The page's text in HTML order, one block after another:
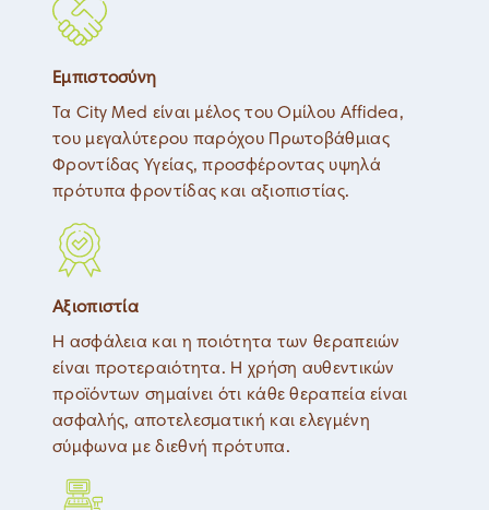
Εμπιστοσύνη
Τα City Med είναι μέλος του Ομίλου Affidea,
του μεγαλύτερου παρόχου Πρωτοβάθμιας
Φροντίδας Υγείας, προσφέροντας υψηλά
πρότυπα φροντίδας και αξιοπιστίας.
Αξιοπιστία
Η ασφάλεια και η ποιότητα των θεραπειών
είναι προτεραιότητα. Η χρήση αυθεντικών
προϊόντων σημαίνει ότι κάθε θεραπεία είναι
ασφαλής, αποτελεσματική και ελεγμένη
σύμφωνα με διεθνή πρότυπα.